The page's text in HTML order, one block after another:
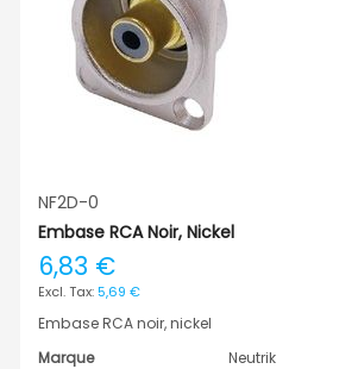
NF2D-0
Embase RCA Noir, Nickel
6,83 €
5,69 €
Embase RCA noir, nickel
Marque
Neutrik